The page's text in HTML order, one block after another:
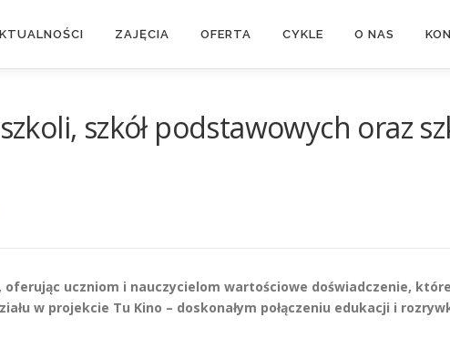
ZAJĘCIA OFERTA CYKLE O NAS
szkół podstawowych oraz
uczniom i nauczycielom wartościowe doświadczenie,
w projekcie Tu Kino – doskonałym połączeniu edukacji i